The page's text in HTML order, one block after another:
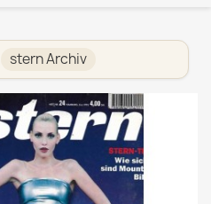
stern Archiv